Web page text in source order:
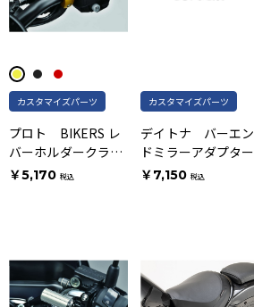
カスタマイズパーツ
プロト BIKERS レ
バーホルダークラン
プ マットライトゴー
￥5,170 税込
カスタマイズパーツ
デイトナ バーエン
ドミラーアダプター
￥7,150 税込